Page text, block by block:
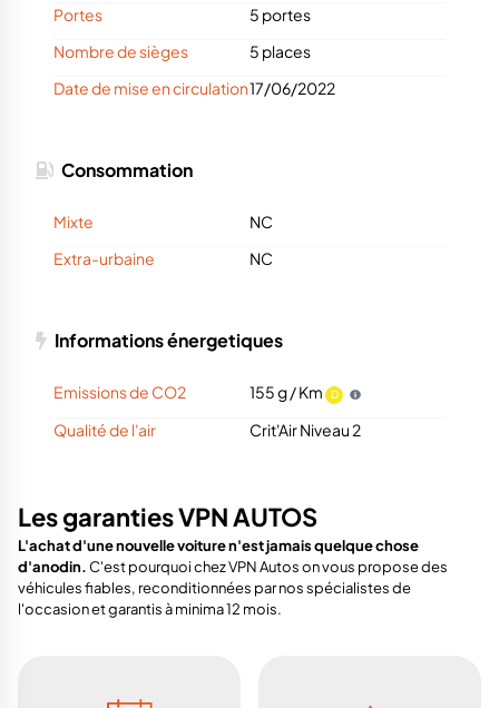
Portes
5 portes
Nombre de sièges
5 places
Date de mise en circulation17/06/2022
Consommation
Mixte
NC
Extra-urbaine
NC
Informations énergetiques
Emissions de CO2 155 g / Km D
Qualité de l'air Crit'Air Niveau 2
Les garanties VPN AUTOS
L'achat d'une nouvelle voiture n'est jamais quelque chose
d'anodin.C'est pourquoi chez VPN Autos on vous propose des
véhicules fiables, reconditionnées par nos spécialistes de
l'occasion et garantis à minima 12 mois.